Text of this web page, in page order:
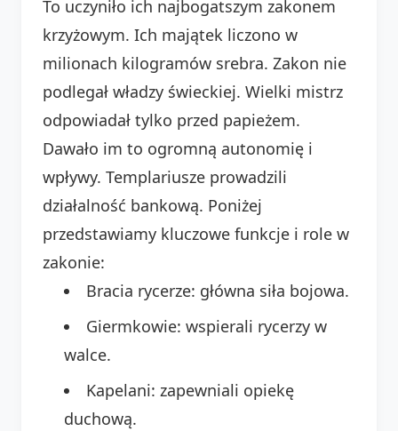
To uczyniło ich najbogatszym zakonem
krzyżowym. Ich majątek liczono w
milionach kilogramów srebra. Zakon nie
podlegał władzy świeckiej. Wielki mistrz
odpowiadał tylko przed papieżem.
Dawało im to ogromną autonomię i
wpływy. Templariusze prowadzili
działalność bankową. Poniżej
przedstawiamy kluczowe funkcje i role w
zakonie:
Bracia rycerze: główna siła bojowa.
Giermkowie: wspierali rycerzy w
walce.
Kapelani: zapewniali opiekę
duchową.